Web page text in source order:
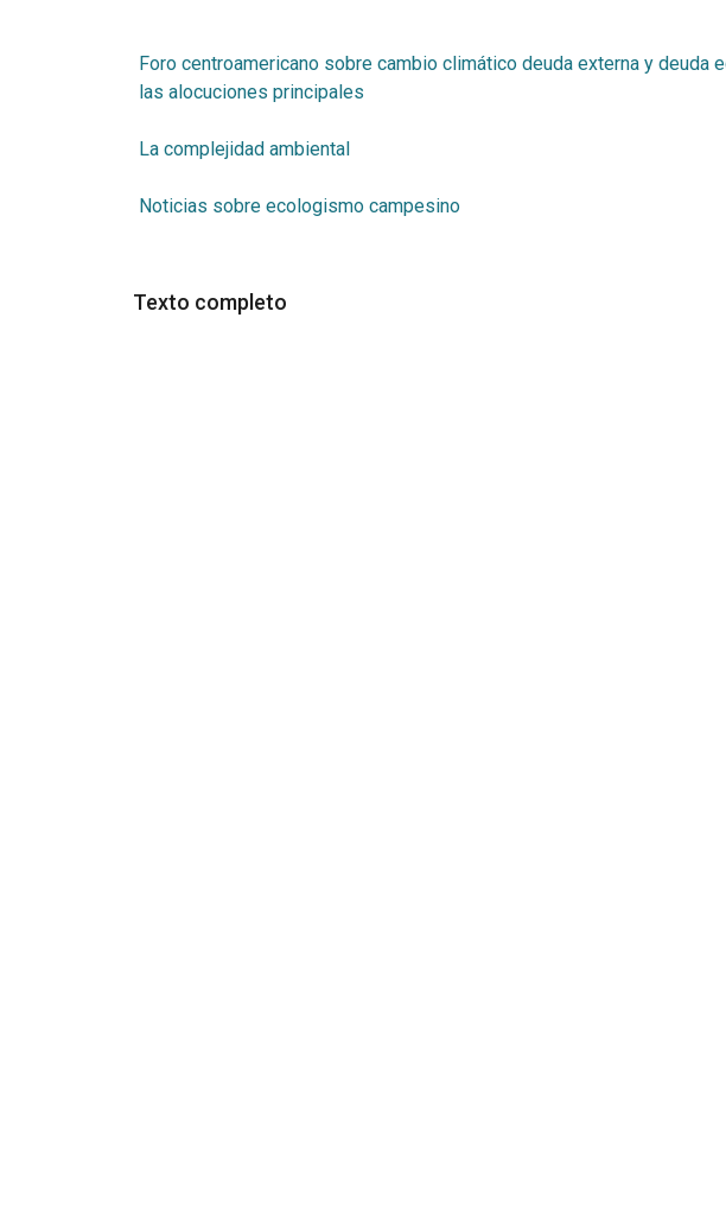
Foro centroamericano sobre cambio climático deuda externa y deuda
las alocuciones principales
La complejidad ambiental
Noticias sobre ecologismo campesino
Texto completo